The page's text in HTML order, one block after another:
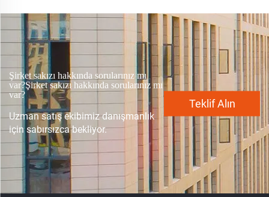
Şirket sakızı hakkında sorularınız mı
var?Şirket sakızı hakkında sorularınız mı
var?
Uzman satış ekibimiz danışmanlık
için sabırsızca bekliyor.
Teklif Alın